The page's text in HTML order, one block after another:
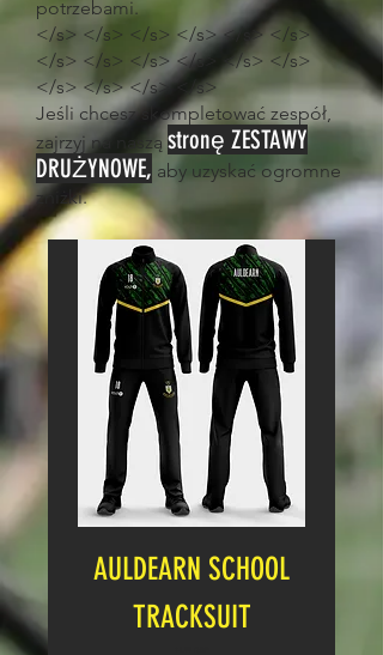
potrzebami.
</s> </s> </s> </s> </s> </s>
</s> </s> </s> </s> </s> </s>
</s> </s> </s> </s>
Jeśli chcesz skompletować zespół,
zajrzyj na naszą stronę ZESTAWY
DRUŻYNOWE, aby uzyskać ogromne
zniżki.
AULDEARN SCHOOL
TRACKSUIT